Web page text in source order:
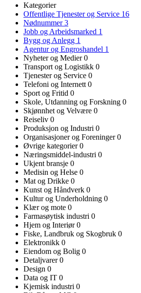
Kategorier
Offentlige Tjenester og Service 16
Nødnummer3
Jobb og Arbeidsmarked 1
Bygg og Anlegg 1
Agentur og Engroshandel 1
Nyheter og Medier0
Transport og Logistikk 0
Tjenester og Service 0
Telefoni og Internett 0
Sport og Fritid 0
Skole, Utdanning og Forskning 0
Skjønnhet og Velvære 0
Reiseliv 0
Produksjon og Industri 0
Organisasjoner og Foreninger0
Øvrige kategorier0
Næringsmiddel-industri 0
Ukjent bransje 0
Medisin og Helse 0
Mat og Drikke 0
Kunst og Håndverk 0
Kultur og Underholdning 0
Klær og mote 0
Farmasøytisk industri 0
Hjem og Interiør0
Fiske, Landbruk og Skogbruk 0
Elektronikk 0
Eiendom og Bolig 0
Detaljvarer0
Design 0
Data og IT 0
Kjemisk industri 0